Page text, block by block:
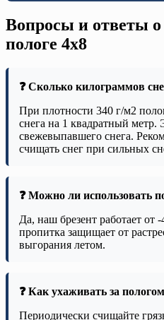
Вопросы и ответы о
пологе 4х8
❓ Сколько килограммов
При плотности 340 г/м2
снега на 1 квадратный
свежевыпавшего снега.
счищать снег при сильных
❓ Можно ли использовать
Да, наш брезент работает от
пропитка защищает от
выгорания летом.
❓ Как ухаживать за
Периодически счищайте